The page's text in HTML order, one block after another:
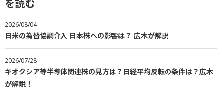
を読む
2026/08/04
日米の為替協調介入 日本株への影響は？ 広木が解説
2026/07/28
キオクシア等半導体関連株の見方は？日経平均反転の条件は？広木
が解説！